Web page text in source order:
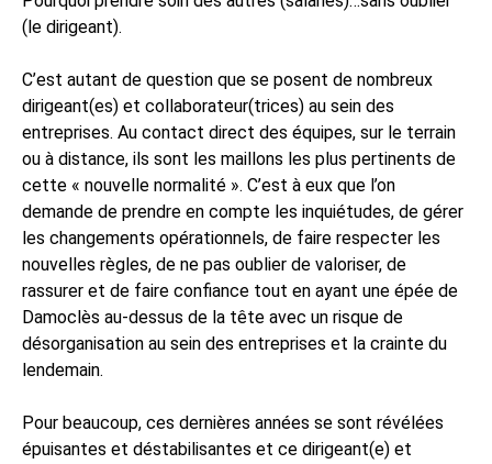
(le dirigeant).
C’est autant de question que se posent de nombreux
dirigeant(es) et collaborateur(trices) au sein des
entreprises. Au contact direct des équipes, sur le terrain
ou à distance, ils sont les maillons les plus pertinents de
cette « nouvelle normalité ». C’est à eux que l’on
demande de prendre en compte les inquiétudes, de gérer
les changements opérationnels, de faire respecter les
nouvelles règles, de ne pas oublier de valoriser, de
rassurer et de faire confiance tout en ayant une épée de
Damoclès au-dessus de la tête avec un risque de
désorganisation au sein des entreprises et la crainte du
lendemain.
Pour beaucoup, ces dernières années se sont révélées
épuisantes et déstabilisantes et ce dirigeant(e) et